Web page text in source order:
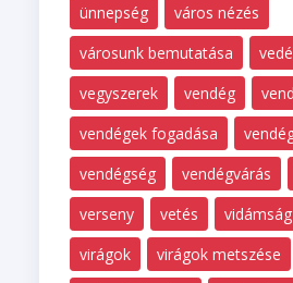
ünnepség
város nézés
városunk bemutatása
vegyszerek
vendég
vendégek fogadása
vendégség
vendégvárás
verseny
vetés vidámság
virágok
virágok metszése